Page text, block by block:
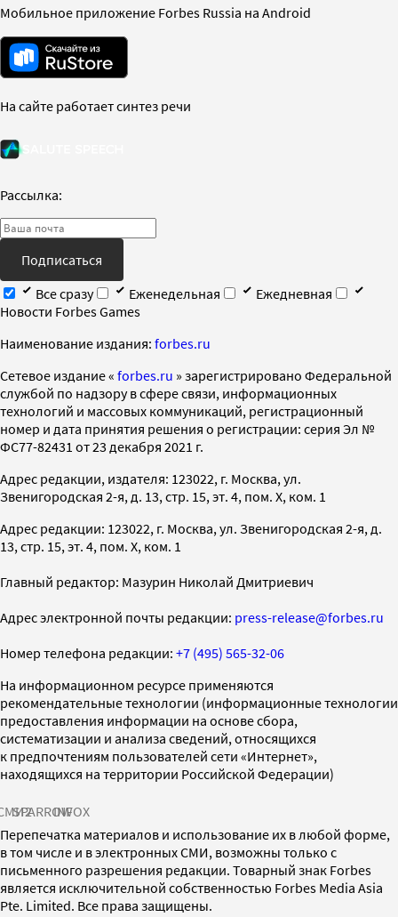
Мобильное приложение Forbes Russia на Android
На сайте работает синтез речи
Рассылка:
Подписаться
Все сразу
Еженедельная
Ежедневная
Новости Forbes Games
Наименование издания: forbes.ru
Cетевое издание « forbes.ru » зарегистрировано Федеральной
службой по надзору в сфере связи, информационных
технологий и массовых коммуникаций, регистрационный
номер и дата принятия решения о регистрации: серия Эл №
ФС77-82431 от 23 декабря 2021 г.
Адрес редакции, издателя: 123022, г. Москва, ул.
Звенигородская 2-я, д. 13, стр. 15, эт. 4, пом. X, ком. 1
Адрес редакции: 123022, г. Москва, ул. Звенигородская 2-я, д.
13, стр. 15, эт. 4, пом. X, ком. 1
Главный редактор: Мазурин Николай Дмитриевич
Адрес электронной почты редакции: press-release@forbes.ru
Номер телефона редакции: +7 (495) 565-32-06
На информационном ресурсе применяются
рекомендательные технологии (информационные технологии
предоставления информации на основе сбора,
систематизации и анализа сведений, относящихся
к предпочтениям пользователей сети «Интернет»,
находящихся на территории Российской Федерации)
SPARROWINFOX
Перепечатка материалов и использование их в любой форме,
в том числе и в электронных СМИ, возможны только с
письменного разрешения редакции. Товарный знак Forbes
является исключительной собственностью Forbes Media Asia
Pte. Limited. Все права защищены.